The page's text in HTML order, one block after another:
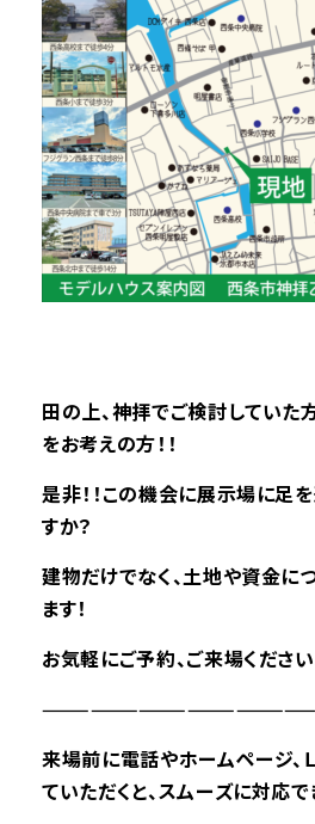
田の上、神拝でご検討していた
をお考えの方！！
是非！！この機会に展示場に足
すか？
建物だけでなく、土地や資金に
ます！
お気軽にご予約、ご来場ください
—————————————————
来場前に電話やホームページ、
ていただくと、スムーズに対応で